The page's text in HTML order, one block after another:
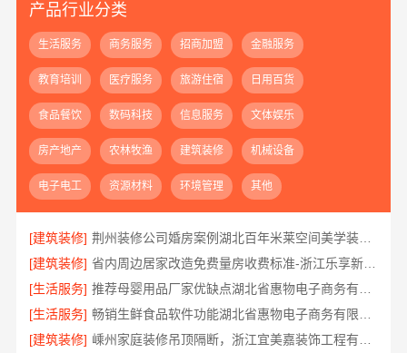
产品行业分类
生活服务 商务服务 招商加盟 金融服务
教育培训 医疗服务 旅游住宿 日用百货
食品餐饮 数码科技 信息服务 文体娱乐
房产地产 农林牧渔 建筑装修 机械设备
电子电工 资源材料 环境管理 其他
[建筑装修]
荆州装修公司婚房案例湖北百年米莱空间美学装饰材料有限公司
[建筑装修]
省内周边居家改造免费量房收费标准-浙江乐享新材料
[生活服务]
[生活服务]
[建筑装修]